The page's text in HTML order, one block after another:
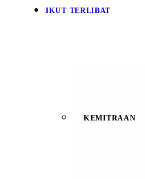
IKUT TERLIBAT
KEMITRAAN